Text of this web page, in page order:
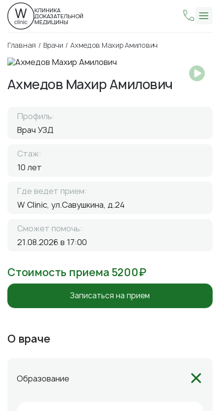
КЛИНИКА
ДОКАЗАТЕЛЬНОЙ
МЕДИЦИНЫ
Главная Врачи Ахмедов Махир Амилович
Ахмедов Махир Амилович
Профиль:
Врач УЗД
Стаж:
10 лет
Где ведет прием:
W Clinic, ул.Савушкина, д.24
Сможет помочь:
21.08.2026 в 17:00
Стоимость приема 5200₽
Записаться на прием
О враче
Образование